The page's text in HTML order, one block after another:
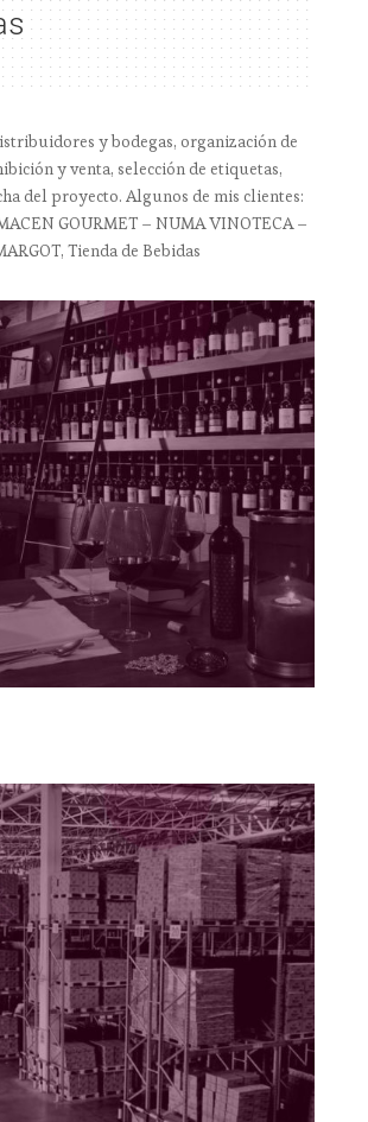
y bodegas, organización de
y venta, selección de etiquetas,
del proyecto. Algunos de mis clientes:
GOURMET – NUMA VINOTECA –
Tienda de Bebidas